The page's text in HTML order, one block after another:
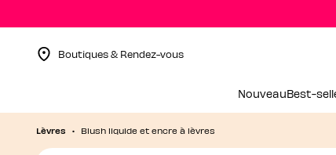
Boutiques & Rendez-vous
NouveauBest-
Lèvres Blush liquide et encre à lèvres